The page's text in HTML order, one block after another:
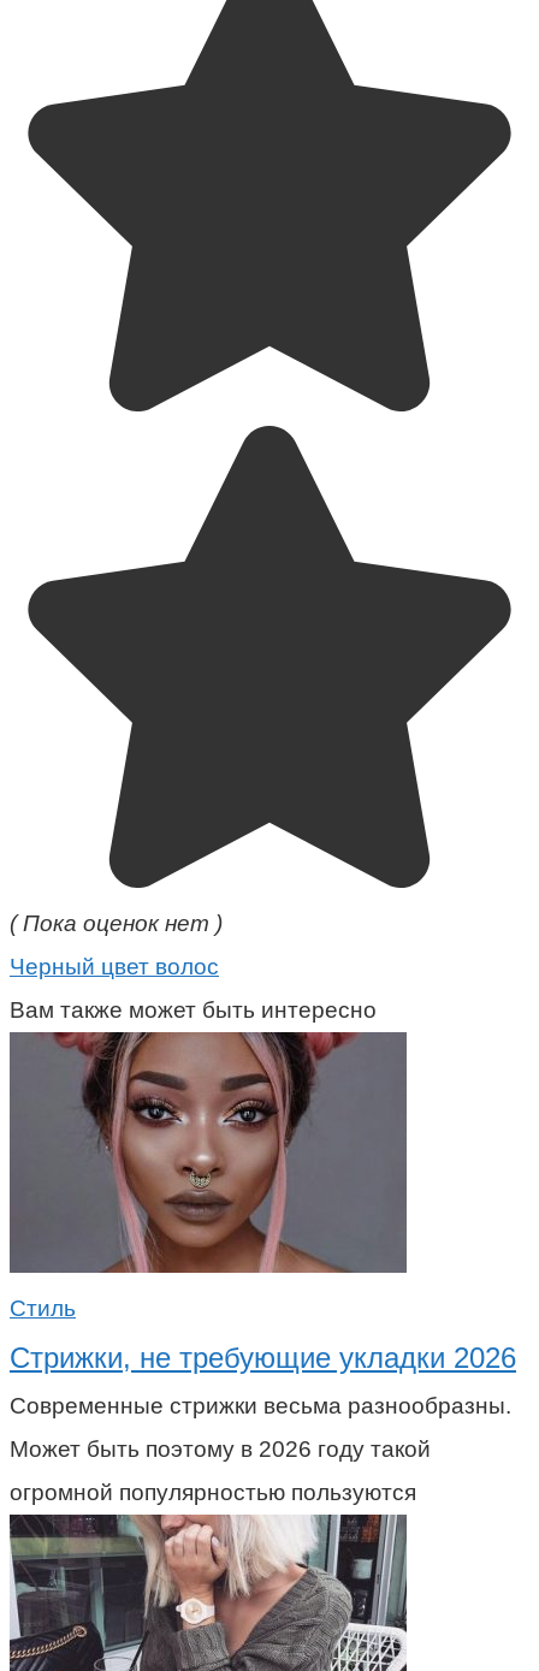
( Пока оценок нет )
Черный цвет волос
Вам также может быть интересно
Стиль
Стрижки, не требующие укладки 2026
Современные стрижки весьма разнообразны.
Может быть поэтому в 2026 году такой
огромной популярностью пользуются